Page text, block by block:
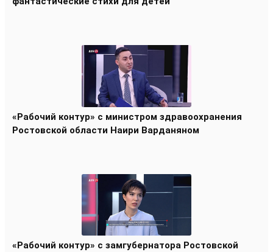
«Рабочий контур» с министром здравоохранения
Ростовской области Наири Варданяном
«Рабочий контур» с замгубернатора Ростовской